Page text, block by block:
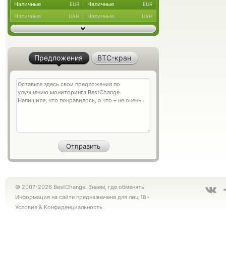
Наличные EUR Наличные EUR
Наличные UAH Наличные UAH
Предложения BTC-кран
© 2007-2026 BestChange. Знаем, где обменять!
Информация на сайте предназначена для лиц 18+
Условия & Конфиденциальность